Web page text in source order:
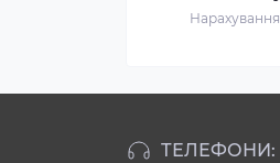
ТЕЛЕФОНИ: